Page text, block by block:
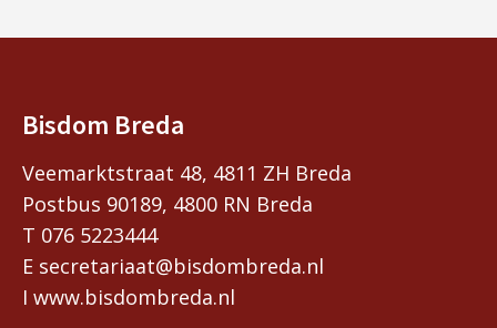
Bisdom Breda
Veemarktstraat 48, 4811 ZH Breda
Postbus 90189, 4800 RN Breda
T 076 5223444
E secretariaat@bisdombreda.nl
I www.bisdombreda.nl